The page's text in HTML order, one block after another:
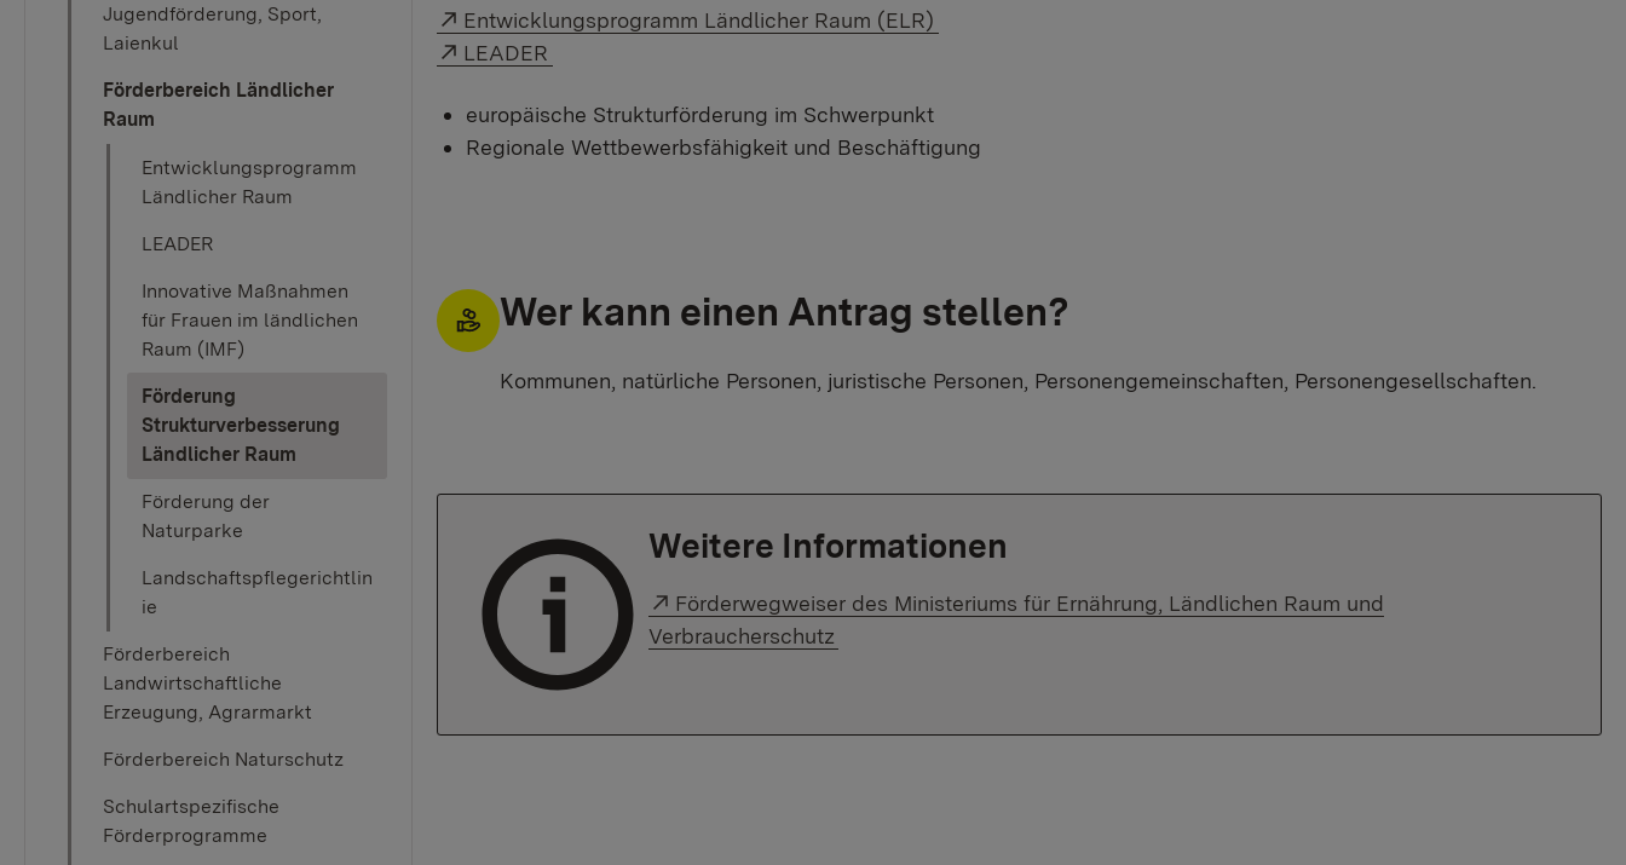
Jugendförderung, Sport,
Laienkul
Förderbereich Ländlicher
Raum
Entwicklungsprogramm
Ländlicher Raum
LEADER
Innovative Maßnahmen
für Frauen im ländlichen
Raum (IMF)
Förderung
Strukturverbesserung
Ländlicher Raum
Förderung der
Naturparke
Landschaftspflegerichtlin
ie
Förderbereich
Landwirtschaftliche
Erzeugung, Agrarmarkt
Förderbereich Naturschutz
Schulartspezifische
Förderprogramme
Externer Link:
Entwicklungsprogramm Ländlicher Raum (ELR)
Externer Link:
LEADER
europäische Strukturförderung im Schwerpunkt
Regionale Wettbewerbsfähigkeit und Beschäftigung
Wer kann einen Antrag stellen?
Kommunen, natürliche Personen, juristische Personen, Personengemeinschaften, Personengesellschaften.
Weitere Informationen
Externer Link:
Förderwegweiser des Ministeriums für Ernährung, Ländlichen Raum und
Verbraucherschutz